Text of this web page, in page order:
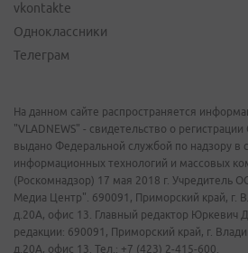
vkontakte
Одноклассники
Телеграм
На данном сайте распространяется
"VLADNEWS" - свидетельство о
выдано Федеральной службой по надзору в
информационных технологий и массовых
(Роскомнадзор) 17 мая 2018 г. Учредитель
Медиа Центр". 690091, Приморский край, г.
д.20А, офис 13. Главный редактор Юркевич
редакции: 690091, Приморский край, г.
д.20А, офис 13. Тел.: +7 (423) 2-415-600.